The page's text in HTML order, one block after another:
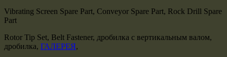
Vibrating Screen Spare Part, Conveyor Spare Part, Rock Drill Spare
Part
Rotor Tip Set, Belt Fastener, дробилка с вертикальным валом,
дробилка, ГАЛЕРЕЯ,